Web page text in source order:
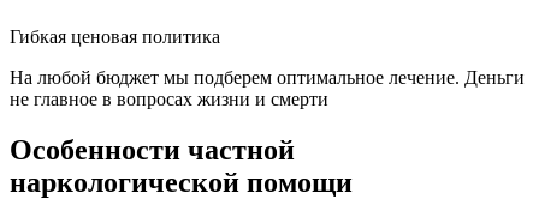
Гибкая ценовая политика
На любой бюджет мы подберем оптимальное лечение. Деньги
не главное в вопросах жизни и смерти
Особенности частной
наркологической помощи